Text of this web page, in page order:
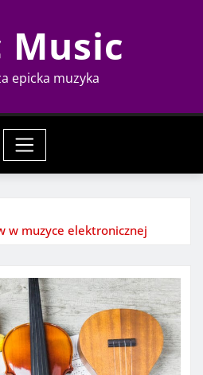
Music
epicka muzyka
w muzyce elektronicznej